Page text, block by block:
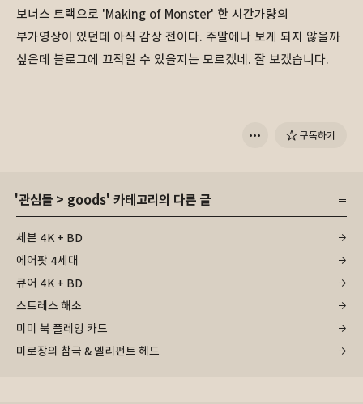
보너스 트랙으로 'Making of Monster' 한 시간가량의
부가영상이 있던데 아직 감상 전이다. 주말에나 보게 되지 않을까
싶은데 블로그에 끄적일 수 있을지는 모르겠네. 잘 보겠습니다.
구독하기
'관심들 > goods' 카테고리의 다른 글
세븐 4K + BD
에어팟 4세대
큐어 4K + BD
스트레스 해소
미미 북 플레잉 카드
미로장의 참극 & 엘리펀트 헤드